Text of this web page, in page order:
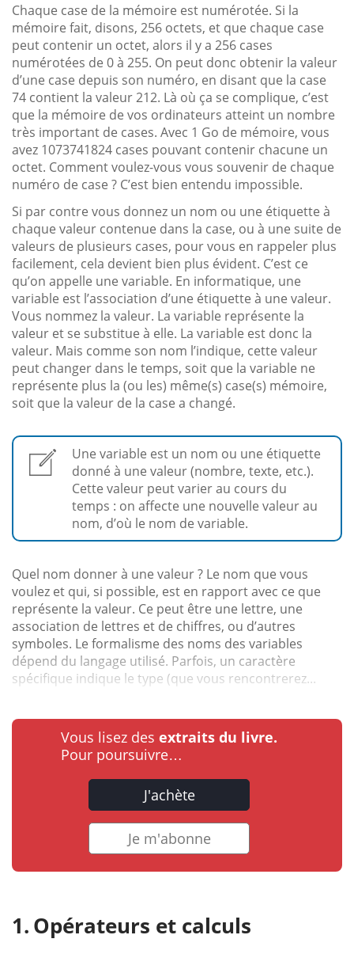
Chaque case de la mémoire est numérotée. Si la
mémoire fait, disons, 256 octets, et que chaque case
peut contenir un octet, alors il y a 256 cases
numérotées de 0 à 255. On peut donc obtenir la valeur
d’une case depuis son numéro, en disant que la case
74 contient la valeur 212. Là où ça se complique, c’est
que la mémoire de vos ordinateurs atteint un nombre
très important de cases. Avec 1 Go de mémoire, vous
avez 1073741824 cases pouvant contenir chacune un
octet. Comment voulez-vous vous souvenir de chaque
numéro de case ? C’est bien entendu impossible.
Si par contre vous donnez un nom ou une étiquette à
chaque valeur contenue dans la case, ou à une suite de
valeurs de plusieurs cases, pour vous en rappeler plus
facilement, cela devient bien plus évident. C’est ce
qu’on appelle une variable. En informatique, une
variable est l’association d’une étiquette à une valeur.
Vous nommez la valeur. La variable représente la
valeur et se substitue à elle. La variable est donc la
valeur. Mais comme son nom l’indique, cette valeur
peut changer dans le temps, soit que la variable ne
représente plus la (ou les) même(s) case(s) mémoire,
soit que la valeur de la case a changé.
Une variable est un nom ou une étiquette
donné à une valeur (nombre, texte, etc.).
Cette valeur peut varier au cours du
temps : on affecte une nouvelle valeur au
nom, d’où le nom de variable.
Quel nom donner à une valeur ? Le nom que vous
voulez et qui, si possible, est en rapport avec ce que
représente la valeur. Ce peut être une lettre, une
association de lettres et de chiffres, ou d’autres
symboles. Le formalisme des noms des variables
dépend du langage utilisé. Parfois, un caractère
spécifique indique le type (que vous rencontrerez...
Vous lisez des extraits du livre.
Pour poursuivre…
J'achète
Je m'abonne
Opérateurs et calculs